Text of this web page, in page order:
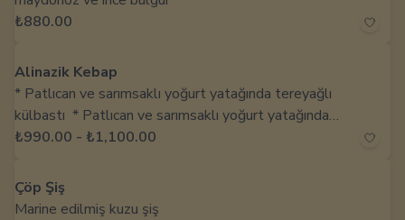
₺880.00
Alinazik Kebap
* Patlıcan ve sarımsaklı yoğurt yatağında tereyağlı
külbastı * Patlıcan ve sarımsaklı yoğurt yatağında
tereyağlı kebap
₺990.00 - ₺1,100.00
Çöp Şiş
Marine edilmiş kuzu şiş